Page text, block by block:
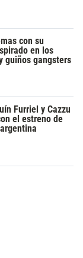
con su
en los
guiños gangsters
Furriel y Cazzu
el estreno de